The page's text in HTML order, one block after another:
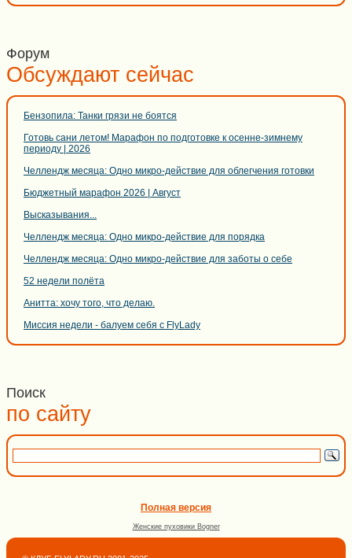
Форум
Обсуждают сейчас
Бензопила: Танки грязи не боятся
Готовь сани летом! Марафон по подготовке к осенне-зимнему
периоду | 2026
Челлендж месяца: Одно микро-действие для облегчения готовки
Бюджетный марафон 2026 | Август
Высказывания...
Челлендж месяца: Одно микро-действие для порядка
Челлендж месяца: Одно микро-действие для заботы о себе
52 недели полёта
Анитта: хочу того, что делаю.
Миссия недели - балуем себя с FlyLady
Поиск
по сайту
Полная версия
Женские пуховики Bogner